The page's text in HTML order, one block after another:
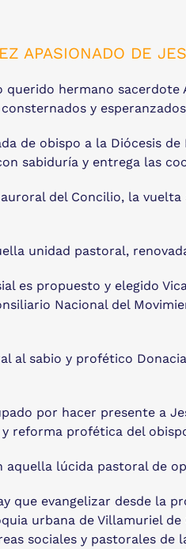
APASIONADO DE
hermano sacerdote
y
de obispo a la Diócesis
sabiduría y entrega las
del Concilio, la vuelta
unidad pastoral,
es propuesto y elegido
Nacional del
al sabio y profético
por hacer presente a
reforma profética del
lúcida pastoral de
que evangelizar desde la
urbana de Villamuriel
sociales y pastorales